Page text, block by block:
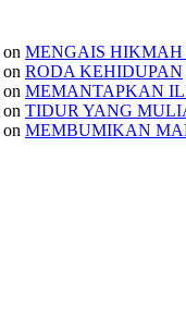
on MENGAIS HIKMAH
on RODA KEHIDUPAN
on MEMANTAPKAN
on TIDUR YANG
on MEMBUMIKAN